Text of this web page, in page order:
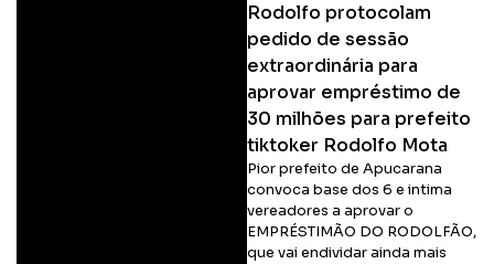
Rodolfo protocolam
pedido de sessão
extraordinária para
aprovar empréstimo de
30 milhões para prefeito
tiktoker Rodolfo Mota
Pior prefeito de Apucarana
convoca base dos 6 e intima
vereadores a aprovar o
EMPRÉSTIMÃO DO RODOLFÃO,
que vai endividar ainda mais